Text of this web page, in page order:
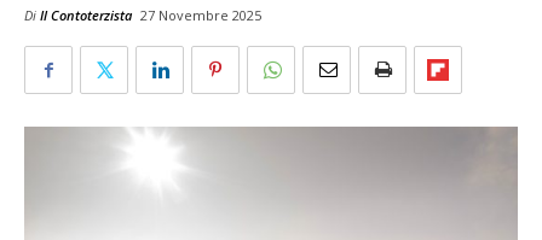
Di Il Contoterzista 27 Novembre 2025